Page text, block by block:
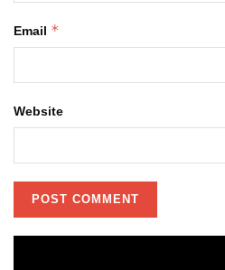
Email *
Website